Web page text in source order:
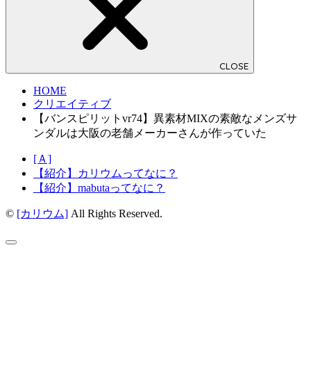
CLOSE
HOME
クリエイティブ
【バンスピリットvr74】異素材MIXの素敵なメンズサ
ンダルは大阪の老舗メーカーさんが作っていた
[Ａ]
【紹介】カリウムってなに？
【紹介】mabutaってなに？
© [カリウム] All Rights Reserved.